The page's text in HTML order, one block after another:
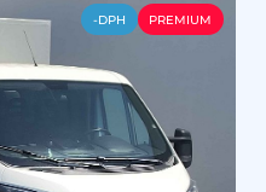
-DPH PREMIUM